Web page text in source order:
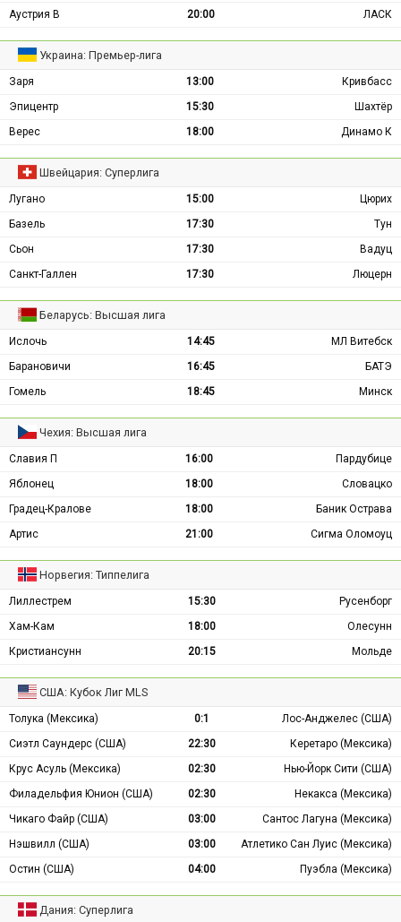
Аустрия В 20:00 ЛАСК
Украина: Премьер-лига
Заря 13:00
Кривбасс
Эпицентр
15:30
Шахтёр
Верес
18:00 Динамо К
Швейцария: Суперлига
Лугано 15:00
Цюрих
Базель
17:30
Тун
Сьон
17:30
Вадуц
Санкт-Галлен
17:30 Люцерн
Беларусь: Высшая лига
Ислочь 14:45
МЛ Витебск
Барановичи
16:45
БАТЭ
Гомель
18:45 Минск
Чехия: Высшая лига
Славия П 16:00
Пардубице
Яблонец
18:00
Словацко
Градец-Кралове
18:00
Баник Острава
Артис
21:00 Сигма Оломоуц
Норвегия: Типпелига
Лиллестрем 15:30
Русенборг
Хам-Кам
18:00
Олесунн
Кристиансунн
20:15 Мольде
США: Кубок Лиг MLS
Толука (Мексика) 0:1
Лос-Анджелес (США)
Сиэтл Саундерс (США)
22:30
Керетаро (Мексика)
Крус Асуль (Мексика)
02:30
Нью-Йорк Сити (США)
Филадельфия Юнион (США)
02:30
Некакса (Мексика)
Чикаго Файр (США)
03:00
Сантос Лагуна (Мексика)
Нэшвилл (США)
03:00
Атлетико Сан Луис (Мексика)
Остин (США)
04:00 Пуэбла (Мексика)
Дания: Суперлига